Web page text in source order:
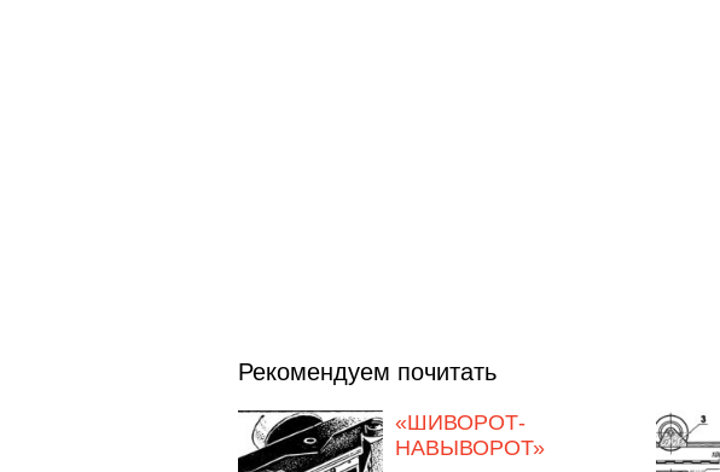
Рекомендуем почитать
«ШИВОРОТ-
НАВЫВОРОТ»